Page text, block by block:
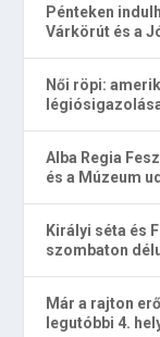
Pénteken
Várkörút és a
Női röpi:
Alba Regia
és a Múzeum
Királyi séta és
szombaton
Már a rajton
legutóbbi 4.